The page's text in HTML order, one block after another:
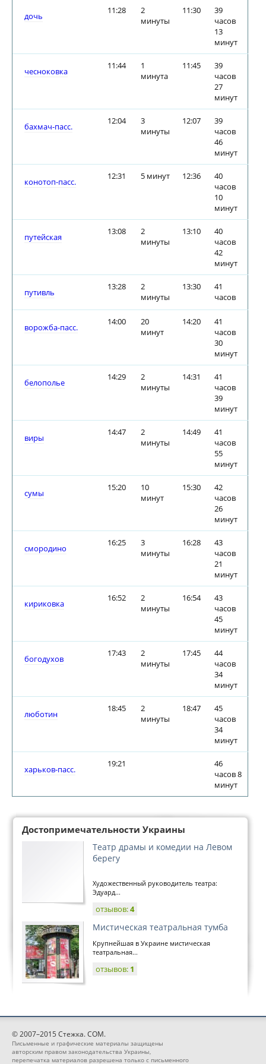
дочь
11:28
2
минуты
11:30
39
часов
13
минут
чесноковка
11:44
1
минута
11:45
39
часов
27
минут
бахмач-пасс.
12:04
3
минуты
12:07
39
часов
46
минут
конотоп-пасс.
12:31 5 минут 12:36
40
часов
10
минут
путейская
13:08
2
минуты
13:10
40
часов
42
минут
путивль
13:28
2
минуты
13:30
41
часов
ворожба-пасс.
14:00
20
минут
14:20
41
часов
30
минут
белополье
14:29
2
минуты
14:31
41
часов
39
минут
виры
14:47
2
минуты
14:49
41
часов
55
минут
сумы
15:20
10
минут
15:30
42
часов
26
минут
смородино
16:25
3
минуты
16:28
43
часов
21
минут
кириковка
16:52
2
минуты
16:54
43
часов
45
минут
богодухов
17:43
2
минуты
17:45
44
часов
34
минут
люботин
18:45
2
минуты
18:47
45
часов
34
минут
харьков-пасс.
19:21
46
часов 8
минут
Достопримечательности Украины
Театр драмы и комедии на Левом
берегу
Художественный руководитель театра:
Эдуард...
отзывов:4
Мистическая театральная тумба
Крупнейшая в Украине мистическая
театральная...
отзывов: 1
© 2007–2015 Стежка. COM.
Письменные и графические материалы защищены
авторским правом законодательства Украины,
перепечатка материалов разрешена только с письменного